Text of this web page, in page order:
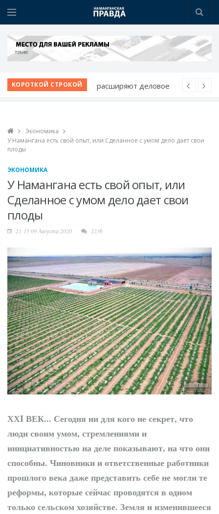
КОРОТКОЙ СТРОКОЙ
Наманган делает ставку
ресторан FEEL FOOD
Наманган и Ош
Экономика
У Намангана есть свой опыт, или Сделанное с умом дело дает свои
плоды
ЭКОНОМИКА
У Намангана есть свой опыт, или
Сделанное с умом дело дает свои
плоды
21:15 09 Августа 2020 2236
ХХI ВЕК... Сегодня ни для кого не секрет, что
люди своим умом, стремлениями и
инициативностью на деле показывают, на что они
способны. Чиновники и ответственные работники
прошлого века даже представить себе не могли те
реформы, которые сейчас проводятся в одном
только сельском хозяйстве. Земля и изменившееся